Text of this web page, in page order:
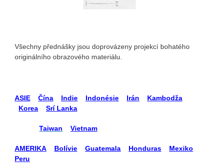
Všechny přednášky jsou doprovázeny projekcí bohatého
originálního obrazového materiálu.
ASIE Čína Indie Indonésie Irán
Kambodža
Korea
Srí Lanka
Taiwan Vietnam
AMERIKA Bolívie Guatemala Honduras
Mexiko
Peru